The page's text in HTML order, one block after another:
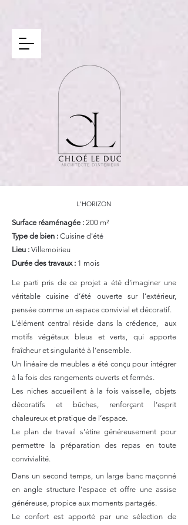
L'HORIZON
Surface réaménagée : 200 m²
Type de bien : Cuisine d'été
Lieu : Villemoirieu
Durée des travaux : 1 mois
Le parti pris de ce projet a été d’imaginer une
véritable cuisine d’été ouverte sur l’extérieur,
pensée comme un espace convivial et décoratif.
L’élément central réside dans la crédence, aux
motifs végétaux bleus et verts, qui apporte
fraîcheur et singularité à l’ensemble.
Un linéaire de meubles a été conçu pour intégrer
à la fois des rangements ouverts et fermés.
Les niches accueillent à la fois vaisselle, objets
décoratifs et bûches, renforçant l’esprit
chaleureux et pratique de l’espace.
Le plan de travail s’étire généreusement pour
permettre la préparation des repas en toute
convivialité.
Dans un second temps, un large banc maçonné
en angle structure l’espace et offre une assise
généreuse, propice aux moments partagés.
Le confort est apporté par une sélection de